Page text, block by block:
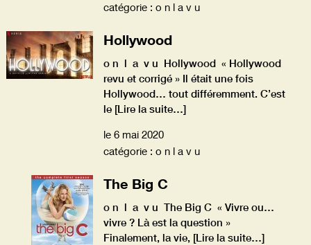
catégorie : o n l a v u
Hollywood
o n l a v u Hollywood « Hollywood
revu et corrigé » Il était une fois
Hollywood… tout différemment. C’est
le [Lire la suite…]
le 6 mai 2020
catégorie : o n l a v u
The Big C
o n l a v u The Big C « Vivre ou…
vivre ? Là est la question »
Finalement, la vie, [Lire la suite…]